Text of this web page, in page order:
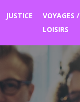
JUSTICE
VOYAGES /
LOISIRS